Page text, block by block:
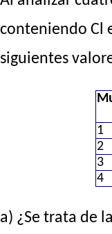
conteniendo Cl
siguientes
1
2
3
4
a) ¿Se trata de